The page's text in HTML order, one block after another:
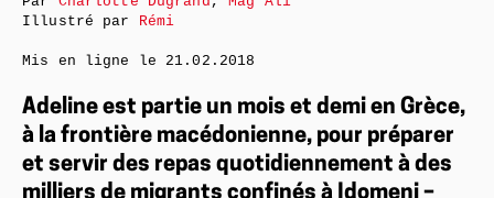
Adeline est partie un mois et demi en Grèce,
à la frontière macédonienne, pour préparer
et servir des repas quotidiennement à des
Illustré par Rémi
Mis en ligne le 21.02.2018